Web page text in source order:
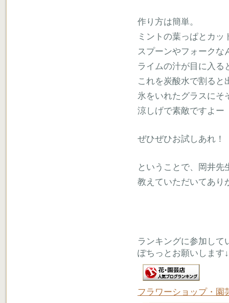
作り方は簡単。
ミントの葉っぱとカ
スプーンやフォークな
ライムの汁が目に入
これを炭酸水で割ると
氷をいれたグラスにそ
涼しげで素敵ですよー
ぜひぜひお試しあれ！
ということで、岡井先
教えていただいてあり
ランキングに参加して
ぽちっとお願いします↓
フラワーショップ・園